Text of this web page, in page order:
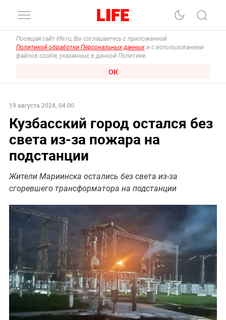
Посещая сайт life.ru, Вы соглашаетесь с приложенной
Политикой обработки Персональных данных и с использованием
файлов cookie, указанных в данной Политике.
ОК
19 августа 2024, 04:00
Кузбасский город остался без
света из-за пожара на
подстанции
Жители Мариинска остались без света из-за
сгоревшего трансформатора на подстанции